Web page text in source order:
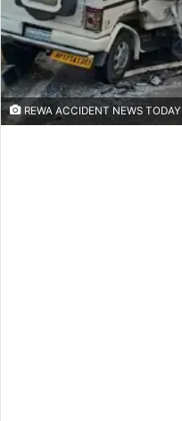
REWA ACCIDENT NEWS TODAY